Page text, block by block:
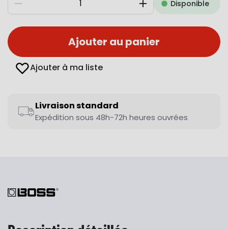
Diminuer AugmenterDisponible
Ajouter au panier
Ajouter à ma liste
Livraison standard
Expédition sous 48h-72h heures ouvrées